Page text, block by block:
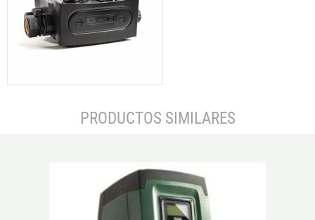
PRODUCTOS SIMILARES